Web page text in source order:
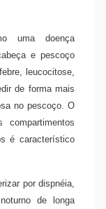
uma doença
e pescoço
leucocitose,
de forma mais
no pescoço. O
é característico
por dispnéia,
de longa